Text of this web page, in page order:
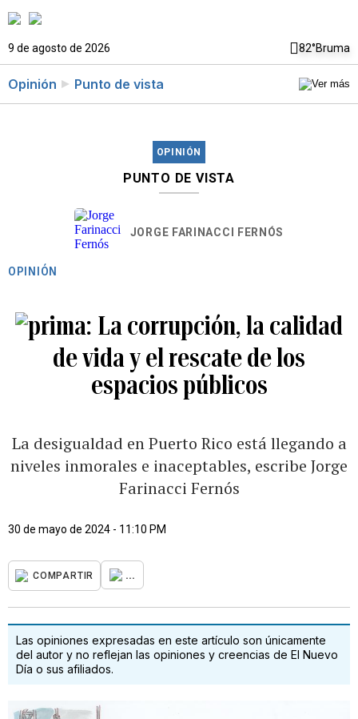
9 de agosto de 2026 82°Bruma
Opinión Punto de vista
OPINIÓN
PUNTO DE VISTA
JORGE FARINACCI FERNÓS
OPINIÓN
La corrupción, la calidad
de vida y el rescate de los
espacios públicos
La desigualdad en Puerto Rico está llegando a
niveles inmorales e inaceptables, escribe Jorge
Farinacci Fernós
30 de mayo de 2024 - 11:10 PM
COMPARTIR ...
Las opiniones expresadas en este artículo son únicamente
del autor y no reflejan las opiniones y creencias de El Nuevo
Día o sus afiliados.